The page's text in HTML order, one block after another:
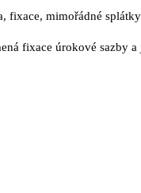
fixace, mimořádné splátky
fixace úrokové sazby